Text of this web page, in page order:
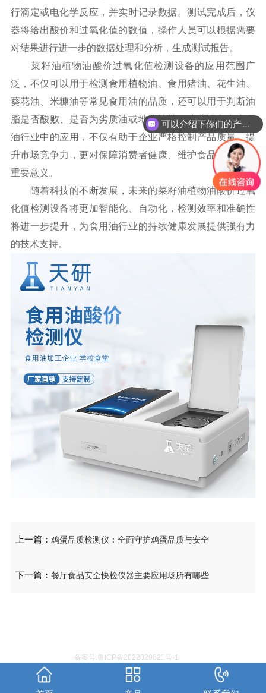
行滴定或电化学反应，并实时记录数据。测试完成后，仪
器将给出酸价和过氧化值的数值，操作人员可以根据需要
对结果进行进一步的数据处理和分析，生成测试报告。
菜籽油植物油酸价过氧化值检测设备的应用范围广
泛，不仅可以用于检测食用植物油、食用猪油、花生油、
葵花油、米糠油等常见食用油的品质，还可以用于判断油
脂是否酸败、是否为劣质油或地沟油等。这些设备在食用
油行业中的应用，不仅有助于企业严格控制产品质量，提
升市场竞争力，更对保障消费者健康、维护食品安全具有
重要意义。
随着科技的不断发展，未来的菜籽油植物油酸价过氧
化值检测设备将更加智能化、自动化，检测效率和准确性
将进一步提升，为食用油行业的持续健康发展提供强有力
的技术支持。
上一篇： 鸡蛋品质检测仪：全面守护鸡蛋品质与安全
下一篇： 餐厅食品安全快检仪器主要应用场所有哪些
备案号:鲁ICP备2022029621号-1
可以介绍下你们的产品么